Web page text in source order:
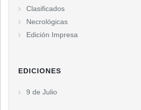
Clasificados
Necrológicas
Edición Impresa
EDICIONES
9 de Julio